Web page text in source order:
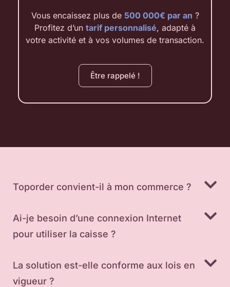
Vous encaissez plus de 500 000€ par an ?
Profitez d’un tarif personnalisé, adapté à
votre activité et à vos volumes de transaction.
Être rappelé !
Toporder convient-il à mon commerce ?
Ai-je besoin d’une connexion Internet
pour utiliser la caisse ?
La solution est-elle conforme aux lois en
vigueur ?